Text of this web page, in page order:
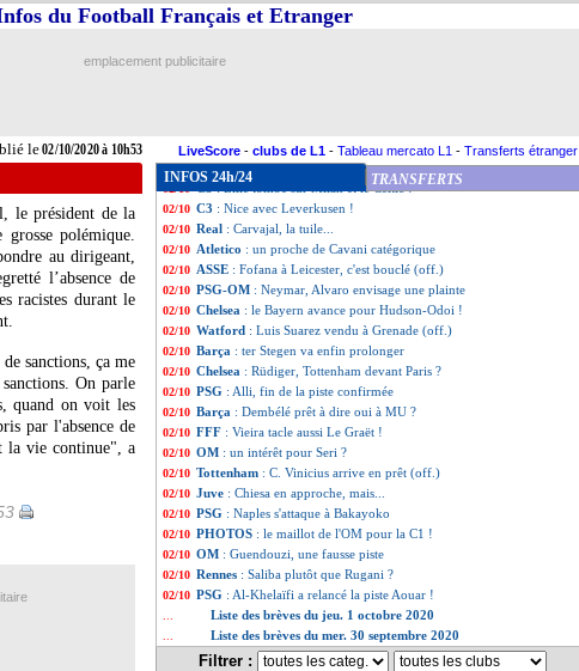
le02/10/2020 à 10h53
du Football Français et Etranger
emplacement publicitaire
LiveScore - clubs de L1 - Tableau mercato L1 - Transferts étranger
le président de la
polémique.
au dirigeant,
l’absence de
racistes durant le
sanctions, ça me
On parle
quand on voit les
par l'absence de
la vie continue", a
INFOS 24h/24 TRANSFERTS
02/10 Barça: Koeman s'explique pour Dembélé
02/10 Lyon: Aouar et Depay, Garcia dans l'attente
02/10 OM: Neymar-Alvaro, AVB veut tourner la page
02/10 OM: les vérités de Thauvin sur son avenir
02/10 C3: le tirage complet de la phase de poules !
: Lille tombe sur Milan et le Celtic !
02/10 C3 : Nice avec Leverkusen !
02/10 Real : Carvajal, la tuile...
02/10 Atletico : un proche de Cavani catégorique
02/10 ASSE : Fofana à Leicester, c'est bouclé (off.)
02/10 PSG-OM : Neymar, Alvaro envisage une plainte
02/10 Chelsea : le Bayern avance pour Hudson-Odoi !
02/10 Watford : Luis Suarez vendu à Grenade (off.)
02/10 Barça : ter Stegen va enfin prolonger
02/10 Chelsea : Rüdiger, Tottenham devant Paris ?
02/10 PSG : Alli, fin de la piste confirmée
02/10 Barça : Dembélé prêt à dire oui à MU ?
02/10 FFF : Vieira tacle aussi Le Graët !
02/10 OM : un intérêt pour Seri ?
02/10 Tottenham : C. Vinicius arrive en prêt (off.)
02/10 Juve : Chiesa en approche, mais...
02/10 PSG : Naples s'attaque à Bakayoko
02/10 PHOTOS : le maillot de l'OM pour la C1 !
02/10 OM : Guendouzi, une fausse piste
02/10 Rennes : Saliba plutôt que Rugani ?
02/10 PSG : Al-Khelaïfi a relancé la piste Aouar !
Liste des brèves du jeu. 1 octobre 2020
Liste des brèves du mer. 30 septembre 2020
Filtrer :